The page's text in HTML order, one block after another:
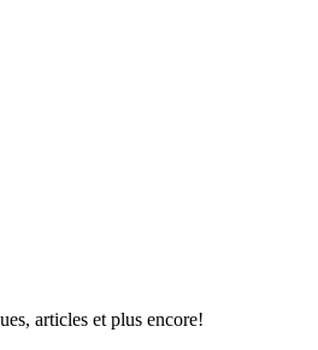
articles et plus encore!